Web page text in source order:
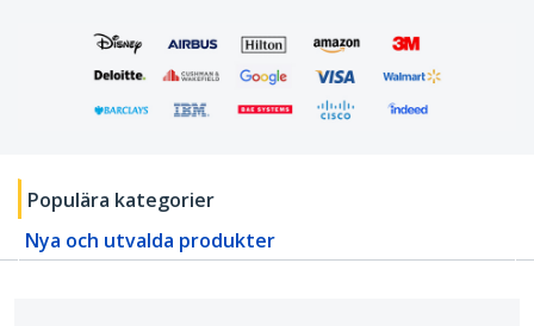
Populära kategorier
Nya och utvalda produkter